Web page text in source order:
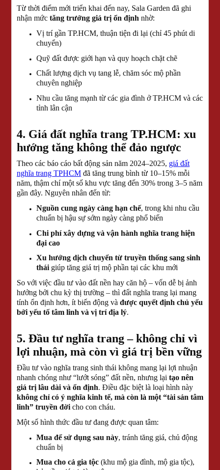
Từ thời điểm mới triển khai đến nay, Sala Garden đã ghi
nhận mức tăng trưởng giá trị ổn định nhờ:
Vị trí gần TP.HCM, thuận tiện đi lại (chỉ 45 phút di
chuyển)
Quỹ đất được giới hạn và quy hoạch chặt chẽ
Chất lượng dịch vụ tang lễ, chăm sóc mộ phần
chuyên nghiệp
Nhu cầu tăng mạnh từ các gia đình ở TP.HCM và các
tỉnh lân cận
4. Giá đất nghĩa trang TP.HCM: xu
hướng tăng không thể đảo ngược
Theo các báo cáo bất động sản năm 2024–2025, giá đất
nghĩa trang TPHCM đã tăng trung bình từ 10–15% mỗi
năm, thậm chí một số khu vực tăng đến 30% trong 3–5 năm
gần đây. Nguyên nhân đến từ:
Nguồn cung ngày càng hạn chế, trong khi nhu cầu
chuẩn bị hậu sự sớm ngày càng phổ biến
Chi phí xây dựng và vận hành nghĩa trang hiện
đại cao
Xu hướng dịch chuyển từ truyền thống sang sinh
thái giúp tăng giá trị mộ phần tại các khu mới
So với việc đầu tư vào đất nền hay căn hộ – vốn dễ bị ảnh
hưởng bởi chu kỳ thị trường – thì đất nghĩa trang lại mang
tính ổn định hơn, ít biến động và được quyết định chủ yếu
bởi yếu tố tâm linh và vị trí địa lý.
5. Đầu tư nghĩa trang – không chỉ vì
lợi nhuận, mà còn vì giá trị bền vững
Đầu tư vào nghĩa trang sinh thái không mang lại lợi nhuận
nhanh chóng như “lướt sóng” đất nền, nhưng lại tạo nên
giá trị lâu dài và ổn định. Điều đặc biệt là loại hình này
không chỉ có ý nghĩa kinh tế, mà còn là một “tài sản tâm
linh” truyền đời cho con cháu.
Một số hình thức đầu tư đang được quan tâm:
Mua để sử dụng sau này, tránh tăng giá, chủ động
chuẩn bị
Mua cho cả gia tộc (khu mộ gia đình, mộ gia tộc),